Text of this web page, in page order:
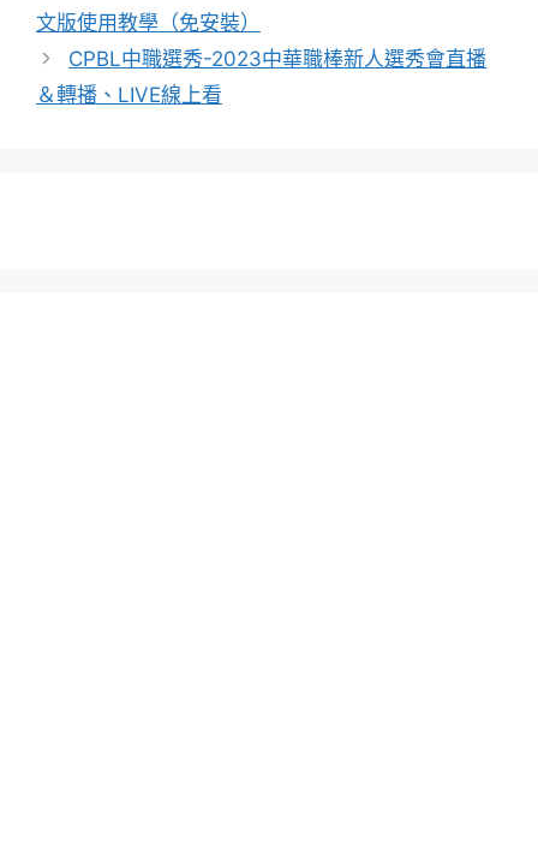
文版使用教學（免安裝）
CPBL中職選秀-2023中華職棒新人選秀會直播
＆轉播、LIVE線上看